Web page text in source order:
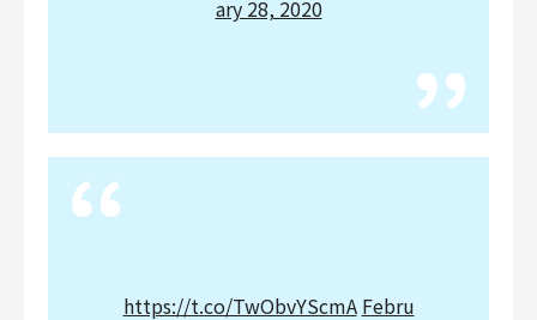
ary 28, 2020
https://t.co/TwObvYScmA Febru